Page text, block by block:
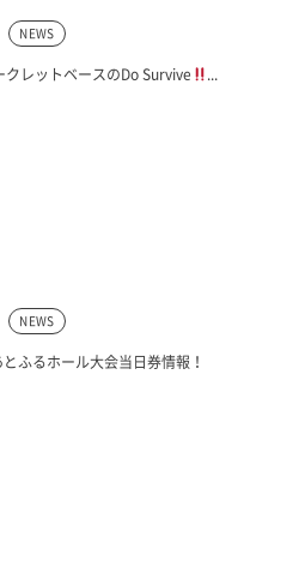
NEWS
レットベースのDo Survive ...
NEWS
ふるホール大会当日券情報！